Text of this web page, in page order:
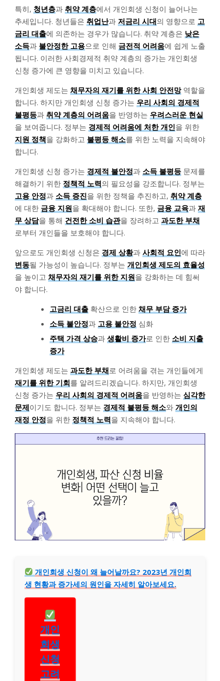
특히, 청년층과 취약 계층에서 개인회생 신청이 늘어나는
추세입니다. 청년들은 취업난과 저금리 시대의 영향으로 고
금리 대출에 의존하는 경우가 많습니다. 취약 계층은 낮은
소득과 불안정한 고용으로 인해 금전적 어려움에 쉽게 노출
됩니다. 이러한 사회경제적 취약 계층의 증가는 개인회생
신청 증가에 큰 영향을 미치고 있습니다.
개인회생 제도는 채무자의 재기를 위한 사회 안전망역할을
합니다. 하지만 개인회생 신청 증가는 우리 사회의 경제적
불평등과 취약 계층의 어려움을 반영하는 우려스러운 현실
을 보여줍니다. 정부는 경제적 어려움에 처한 개인을 위한
지원 정책을 강화하고 불평등 해소를 위한 노력을 지속해야
합니다.
개인회생 신청 증가는 경제적 불안정과 소득 불평등 문제를
해결하기 위한 정책적 노력의 필요성을 강조합니다. 정부는
고용 안정과 소득 증진을 위한 정책을 추진하고, 취약 계층
에 대한 금융 지원을 확대해야 합니다. 또한, 금융 교육과 재
무 상담을 통해 건전한 소비 습관을 장려하고 과도한 부채
로부터 개인들을 보호해야 합니다.
앞으로도 개인회생 신청은 경제 상황과 사회적 요인에 따라
변동될 가능성이 높습니다. 정부는 개인회생 제도의 효율성
을 높이고 채무자의 재기를 위한 지원을 강화하는 데 힘써
야 합니다.
고금리 대출 확산으로 인한 채무 부담 증가
소득 불안정과 고용 불안정 심화
주택 가격 상승과 생활비 증가로 인한 소비 지출
증가
개인회생 제도는 과도한 부채로 어려움을 겪는 개인들에게
재기를 위한 기회를 알려드리겠습니다. 하지만, 개인회생
신청 증가는 우리 사회의 경제적 어려움을 반영하는 심각한
문제이기도 합니다. 정부는 경제적 불평등 해소와 개인의
재정 안정을 위한 정책적 노력을 지속해야 합니다.
개인회생 신청이 왜 늘어날까요? 2023년 개인회
생 현황과 증가세의 원인을 자세히 알아보세요.
개인
회생
신청
고려